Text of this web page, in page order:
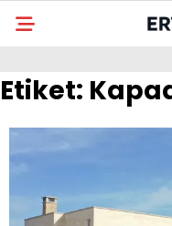
Etiket: